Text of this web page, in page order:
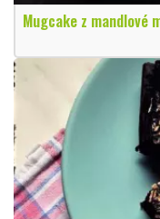
Mugcake z mandlové